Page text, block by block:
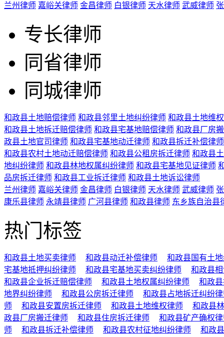
兰州律师 嘉峪关律师 金昌律师 白银律师 天水律师 武威律师
专长律师
同省律师
同城律师
和政县土地赔偿律师 和政县邻里土地纠纷律师 和政县土地维
和政县土地拆迁赔偿律师 和政县宅基地赔偿律师 和政县厂房
政县土地官司律师 和政县宅基地动迁律师 和政县拆迁补偿律师
和政县农村土地动迁赔偿律师 和政县公租房拆迁律师 和政县
地纠纷律师 和政县林地权属纠纷律师 和政县宅基地见证律师
品房拆迁律师 和政县工业拆迁律师 和政县土地诉讼律师
兰州律师 嘉峪关律师 金昌律师 白银律师 天水律师 武威律师
康乐县律师 永靖县律师 广河县律师 和政县律师 东乡族自治县
热门标签
和政县土地买卖律师 和政县动迁补偿律师
和政县国有土
宅基地抵押纠纷律师
和政县宅基地买卖纠纷律师
和政县
和政县企业拆迁赔偿律师
和政县土地权属纠纷律师
和政
地界纠纷律师
和政县公房拆迁律师
和政县占地拆迁纠纷
师
和政县安置房拆迁律师 和政县土地维权律师
和政县
政县厂房搬迁律师
和政县住房拆迁律师
和政县矿产确权
师
和政县拆迁补偿律师 和政县农村征地纠纷律师 和政